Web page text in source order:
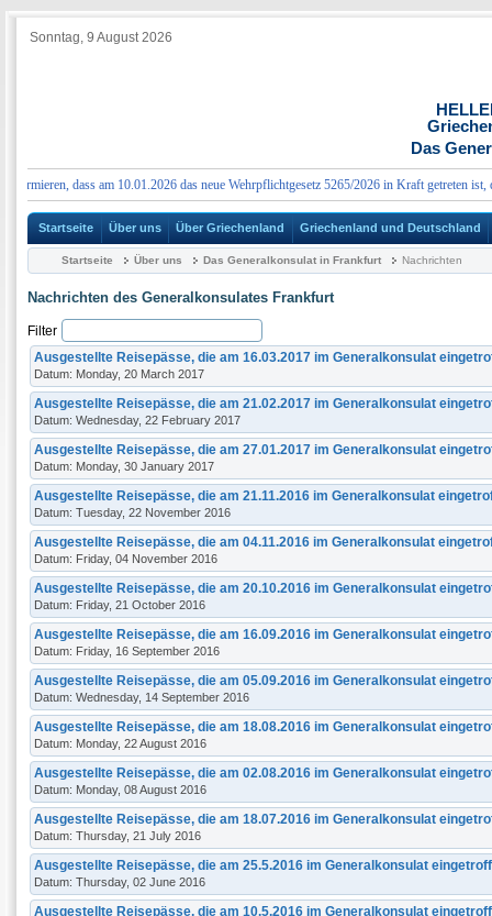
Sonntag, 9 August 2026
Das
dass am 10.01.2026 das neue Wehrpflichtgesetz 5265/2026 in Kraft getreten ist,
Startseite Über uns Über Griechenland Griechenland und Deutschland
Startseite Über uns Das Generalkonsulat in Frankfurt Nachrichten
Nachrichten des Generalkonsulates Frankfurt
Filter
Ausgestellte Reisepässe, die am 16.03.2017 im Generalkonsulat
Datum: Monday, 20 March 2017
Ausgestellte Reisepässe, die am 21.02.2017 im Generalkonsulat
Datum: Wednesday, 22 February 2017
Ausgestellte Reisepässe, die am 27.01.2017 im Generalkonsulat
Datum: Monday, 30 January 2017
Ausgestellte Reisepässe, die am 21.11.2016 im Generalkonsulat
Datum: Tuesday, 22 November 2016
Ausgestellte Reisepässe, die am 04.11.2016 im Generalkonsulat
Datum: Friday, 04 November 2016
Ausgestellte Reisepässe, die am 20.10.2016 im Generalkonsulat
Datum: Friday, 21 October 2016
Ausgestellte Reisepässe, die am 16.09.2016 im Generalkonsulat
Datum: Friday, 16 September 2016
Ausgestellte Reisepässe, die am 05.09.2016 im Generalkonsulat
Datum: Wednesday, 14 September 2016
Ausgestellte Reisepässe, die am 18.08.2016 im Generalkonsulat
Datum: Monday, 22 August 2016
Ausgestellte Reisepässe, die am 02.08.2016 im Generalkonsulat
Datum: Monday, 08 August 2016
Ausgestellte Reisepässe, die am 18.07.2016 im Generalkonsulat
Datum: Thursday, 21 July 2016
Ausgestellte Reisepässe, die am 25.5.2016 im Generalkonsulat
Datum: Thursday, 02 June 2016
Ausgestellte Reisepässe, die am 10.5.2016 im Generalkonsulat